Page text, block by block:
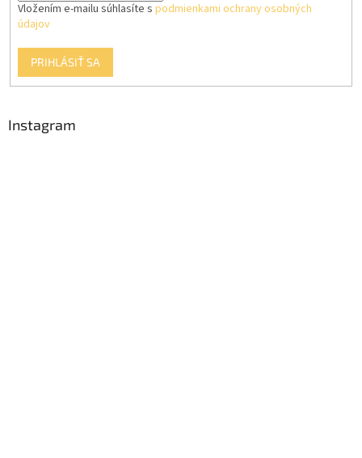
Vložením e-mailu súhlasíte s podmienkami ochrany osobných
údajov
PRIHLÁSIŤ SA
Instagram